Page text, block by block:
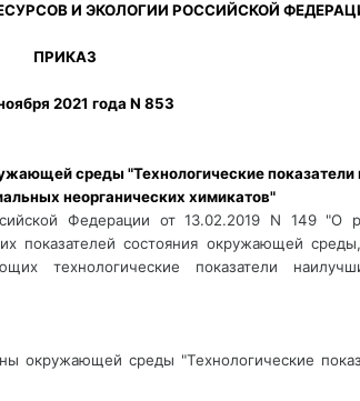
И ЭКОЛОГИИ РОССИЙСКОЙ
ПРИКАЗ
2021 года N 853
неорганических химикатов"
Федерации от 13.02.2019 N 149 "О
показателей состояния окружающей
технологические показатели
окружающей среды "Технологические